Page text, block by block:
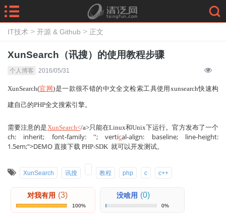
IT技术 > 开源 & Github > 正文
XunSearch（讯搜）的使用教程步骤
个人博客 2016/05/31
XunSearch(官网)是一款很不错的中文全文检索工具使用xunsearch快速构
建自己的PHP全文搜索引擎。
需要注意的是XunSearch</a>只能在Linux和Unix下运行。官方发布了一个
ch: inherit; font-family: ''; vertical-align: baseline; line-height:
1.5em;">DEMO 直接下载 PHP-SDK 就可以开发测试。
XunSearch 讯搜 教程 php c c++
对我有用 (3)
100%
没啥用 (0)
0%